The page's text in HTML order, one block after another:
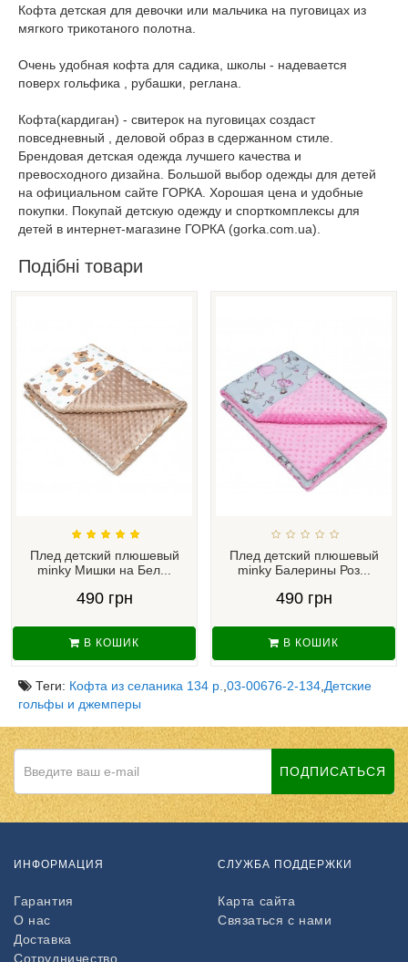
Кофта детская для девочки или мальчика на пуговицах из
мягкого трикотаного полотна.
Очень удобная кофта для садика, школы - надевается
поверх гольфика , рубашки, реглана.
Кофта(кардиган) - свитерок на пуговицах создаст
повседневный , деловой образ в сдержанном стиле.
Брендовая детская одежда лучшего качества и
превосходного дизайна. Большой выбор одежды для детей
на официальном сайте ГОРКА. Хорошая цена и удобные
покупки. Покупай детскую одежду и спорткомплексы для
детей в интернет-магазине ГОРКА (gorka.com.ua).
Подібні товари
Плед детский плюшевый
minky Мишки на Бел...
490 грн
В КОШИК
Плед детский плюшевый
minky Балерины Роз...
490 грн
В КОШИК
Теги: Кофта из селаника 134 р. 03-00676-2-134 Детские
гольфы и джемперы
ПОДПИСАТЬСЯ
ИНФОРМАЦИЯ
Гарантия
О нас
Доставка
Сотрудничество
СЛУЖБА ПОДДЕРЖКИ
Карта сайта
Связаться с нами